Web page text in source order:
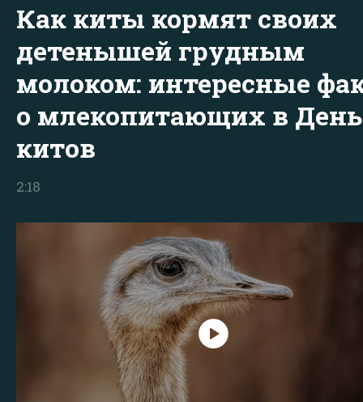
Как киты кормят своих
детенышей грудным
молоком: интересные
о млекопитающих в День
китов
2:18